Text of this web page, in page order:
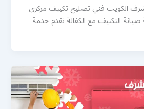
الكويت فني تصليح تكييف مركزي
التكييف مع الكفالة نقدم خدمة